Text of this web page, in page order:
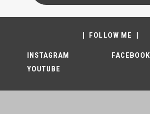
FOLLOW ME
INSTAGRAM FACEBOOK
YOUTUBE